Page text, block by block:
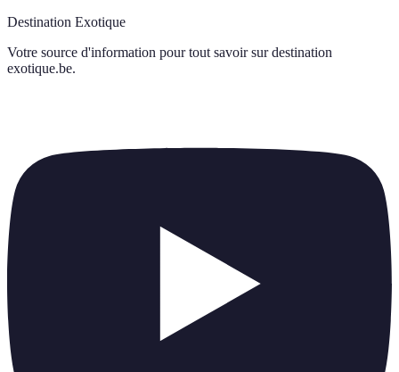
Destination Exotique
Votre source d'information pour tout savoir sur destination
exotique.be.